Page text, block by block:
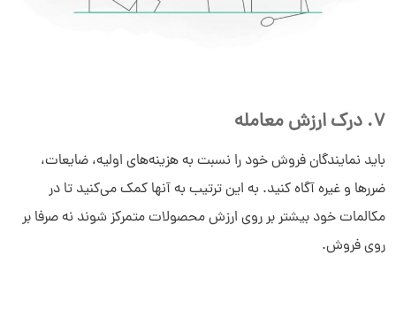
7. درک ارزش معامله
باید نمایندگان فروش خود را نسبت به هزینه‌های اولیه، ضایعات،
ضررها و غیره آگاه کنید. به این ترتیب به آنها کمک می‌کنید تا در
مکالمات خود بیشتر بر روی ارزش محصولات متمرکز شوند نه صرفا بر
روی فروش.